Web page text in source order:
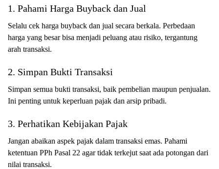
1. Pahami Harga Buyback dan Jual
Selalu cek harga buyback dan jual secara berkala. Perbedaan
harga yang besar bisa menjadi peluang atau risiko, tergantung
arah transaksi.
2. Simpan Bukti Transaksi
Simpan semua bukti transaksi, baik pembelian maupun penjualan.
Ini penting untuk keperluan pajak dan arsip pribadi.
3. Perhatikan Kebijakan Pajak
Jangan abaikan aspek pajak dalam transaksi emas. Pahami
ketentuan PPh Pasal 22 agar tidak terkejut saat ada potongan dari
nilai transaksi.